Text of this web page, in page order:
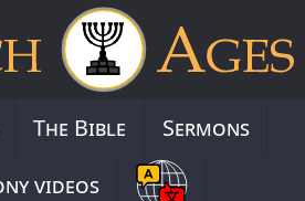
The Bible
Sermons
videos